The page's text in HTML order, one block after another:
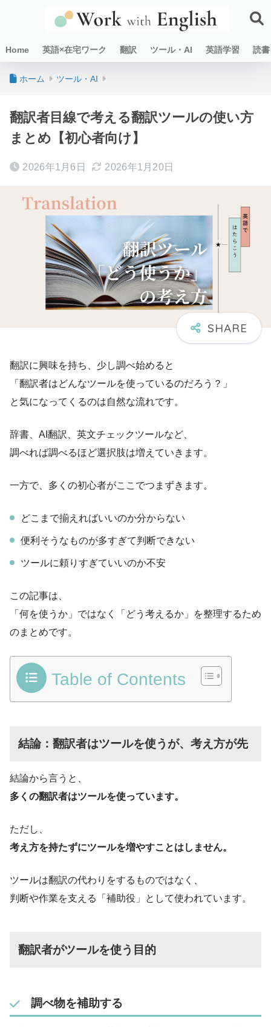
Home 英語×在宅ワーク 翻訳 ツール・AI 英語学習 読
ホーム ツール・AI
翻訳者目線で考える翻訳ツールの使い方
まとめ【初心者向け】
2026年1月6日 2026年1月20日
翻訳に興味を持ち、少し調べ始めると
「翻訳者はどんなツールを使っているのだろう？」
と気になってくるのは自然な流れです。
辞書、AI翻訳、英文チェックツールなど、
調べれば調べるほど選択肢は増えていきます。
一方で、多くの初心者がここでつまずきます。
どこまで揃えればいいのか分からない
便利そうなものが多すぎて判断できない
ツールに頼りすぎていいのか不安
この記事は、
「何を使うか」ではなく「どう考えるか」を整理するため
のまとめです。
Table of Contents
結論：翻訳者はツールを使うが、考え方が先
結論から言うと、
多くの翻訳者はツールを使っています。
ただし、
考え方を持たずにツールを増やすことはしません。
ツールは翻訳の代わりをするものではなく、
判断や作業を支える「補助役」として使われています。
翻訳者がツールを使う目的
調べ物を補助する